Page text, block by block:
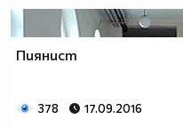
Пиянист
378 17.09.2016